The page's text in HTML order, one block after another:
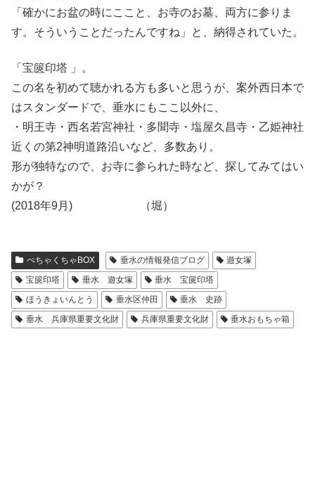
「確かにお盆の時にここと、お寺のお墓、両方に参りま
す。そういうことだったんですね」と、納得されていた。
「宝篋印塔 」。
この名を初めて聴かれる方も多いと思うが、案外西日本で
はスタンダードで、垂水にもここ以外に、
・明王寺・西名若宮神社・多聞寺・塩屋久昌寺・乙姫神社
近くの第2神明道路沿いなど、多数あり。
形が独特なので、お寺に参られた時など、探してみてはい
かが？
(2018年9月) （堀）
ぺちゃくちゃBOX 垂水の情報発信ブログ
遊女塚
宝篋印塔
垂水 遊女塚
垂水 宝篋印塔
ほうきょいんとう
垂水区仲田
垂水 史跡
垂水 兵庫県重要文化財
兵庫県重要文化財 垂水おもちゃ箱